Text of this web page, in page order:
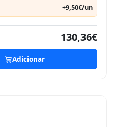
+9,50€/un
130,36€
Adicionar